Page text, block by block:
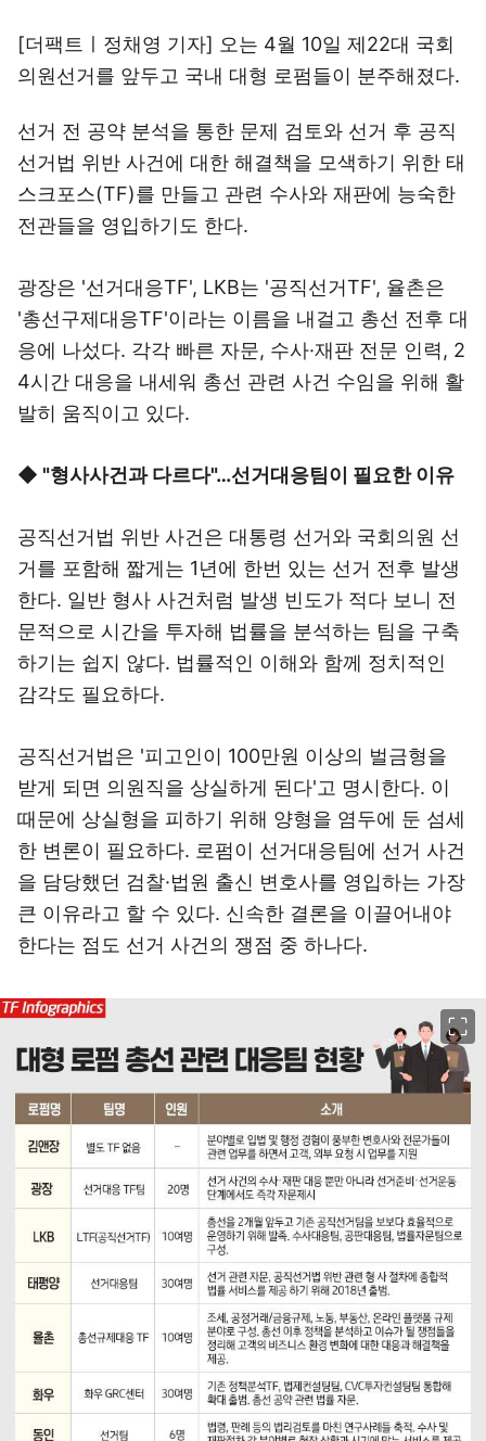
[더팩트ㅣ정채영 기자] 오는 4월 10일 제22대 국회
의원선거를 앞두고 국내 대형 로펌들이 분주해졌다.
선거 전 공약 분석을 통한 문제 검토와 선거 후 공직
선거법 위반 사건에 대한 해결책을 모색하기 위한 태
스크포스(TF)를 만들고 관련 수사와 재판에 능숙한
전관들을 영입하기도 한다.
광장은 '선거대응TF', LKB는 '공직선거TF', 율촌은
'총선구제대응TF'이라는 이름을 내걸고 총선 전후 대
응에 나섰다. 각각 빠른 자문, 수사·재판 전문 인력, 2
4시간 대응을 내세워 총선 관련 사건 수임을 위해 활
발히 움직이고 있다.
◆ "형사사건과 다르다"…선거대응팀이 필요한 이유
공직선거법 위반 사건은 대통령 선거와 국회의원 선
거를 포함해 짧게는 1년에 한번 있는 선거 전후 발생
한다. 일반 형사 사건처럼 발생 빈도가 적다 보니 전
문적으로 시간을 투자해 법률을 분석하는 팀을 구축
하기는 쉽지 않다. 법률적인 이해와 함께 정치적인
감각도 필요하다.
공직선거법은 '피고인이 100만원 이상의 벌금형을
받게 되면 의원직을 상실하게 된다'고 명시한다. 이
때문에 상실형을 피하기 위해 양형을 염두에 둔 섬세
한 변론이 필요하다. 로펌이 선거대응팀에 선거 사건
을 담당했던 검찰·법원 출신 변호사를 영입하는 가장
큰 이유라고 할 수 있다. 신속한 결론을 이끌어내야
한다는 점도 선거 사건의 쟁점 중 하나다.